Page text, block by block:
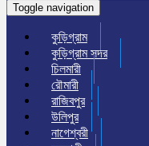
Toggle navigation
কুড়িগ্রাম
কুড়িগ্রাম সদর
চিলমারী
রৌমারী
রাজিবপুর
উলিপুর
নাগেশ্বরী